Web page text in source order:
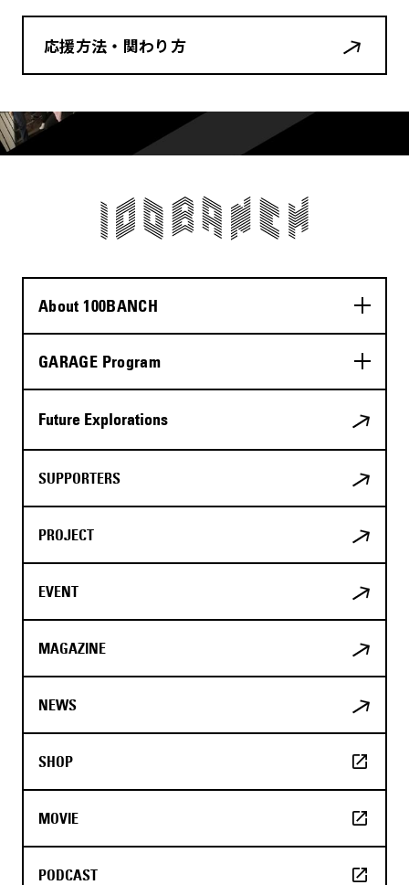
応援方法・関わり方
About 100BANCH
GARAGE Program
Future Explorations
SUPPORTERS
PROJECT
EVENT
MAGAZINE
NEWS
SHOP
MOVIE
PODCAST